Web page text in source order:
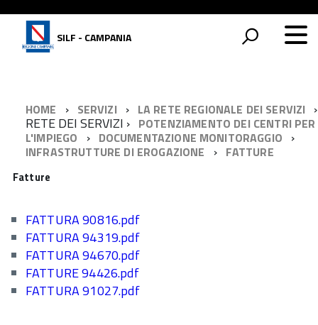
SILF - CAMPANIA
HOME SERVIZI LA RETE REGIONALE DEI SERVIZI
RETE DEI SERVIZI
POTENZIAMENTO DEI CENTRI PER
L'IMPIEGO
DOCUMENTAZIONE MONITORAGGIO
INFRASTRUTTURE DI EROGAZIONE
FATTURE
Fatture
FATTURA 90816.pdf
FATTURA 94319.pdf
FATTURA 94670.pdf
FATTURE 94426.pdf
FATTURA 91027.pdf